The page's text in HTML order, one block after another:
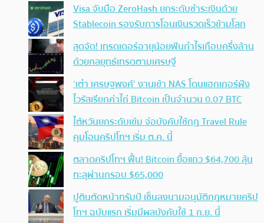
Visa จับมือ ZeroHash ยกระดับชำระเงินด้วย
Stablecoin รองรับการโอนเงินรวดเร็วข้ามโลก
สุดจัด! เทรดเดอร์อายุน้อยฟันกำไรเกือบครึ่งล้าน
ด้วยกลยุทธ์เทรดตามเศรษฐี
‘เต๋า เศรษฐพงศ์’ งานเข้า NAS โดนแฮกเกอร์ฝัง
ไวรัสเรียกค่าไถ่ Bitcoin เป็นจำนวน 0.07 BTC
ไต้หวันยกระดับเข้ม จ่อบังคับใช้กฏ Travel Rule
คุมโอนคริปโทฯ เริ่ม ต.ค. นี้
ตลาดคริปโทฯ ฟื้น! Bitcoin ยื้อแถว $64,700 ลุ้น
ทะลุผ่านกรอบ $65,000
ปูตินตัดหน้าทรัมป์ เซ็นลงนามอนุมัติกฎหมายคริป
โทฯ ฉบับแรก เริ่มมีผลบังคับใช้ 1 ก.ย. นี้